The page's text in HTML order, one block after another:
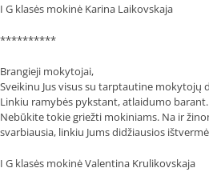
I G klasės mokinė Karina Laikovskaja
**********
Brangieji mokytojai,
Sveikinu Jus visus su tarptautine mokytojų
Linkiu ramybės pykstant, atlaidumo
Nebūkite tokie griežti mokiniams. Na ir
svarbiausia, linkiu Jums didžiausios
I G klasės mokinė Valentina Krulikovskaja